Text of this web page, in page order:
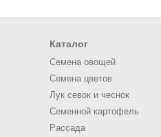
Каталог
Семена овощей
Семена цветов
Лук севок и чеснок
Семенной картофель
Рассада